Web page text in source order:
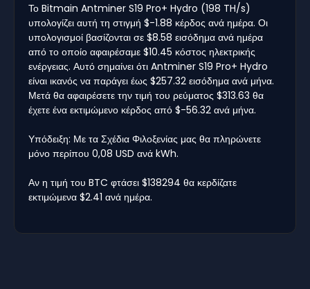
Το Bitmain Antminer S19 Pro+ Hydro (198 TH/s)
υπολογίζει αυτή τη στιγμή $-1.88 κέρδος ανά ημέρα. Οι
υπολογισμοί βασίζονται σε $8.58 εισόδημα ανά ημέρα
από το οποίο αφαιρέσαμε $10.45 κόστος ηλεκτρικής
ενέργειας. Αυτό σημαίνει ότι Antminer S19 Pro+ Hydro
είναι ικανός να παράγει έως $257.32 εισόδημα ανά μήνα.
Μετά θα αφαιρέσετε την τιμή του ρεύματος $313.63 θα
έχετε ένα εκτιμώμενο κέρδος από $-56.32 ανά μήνα.
Υπόδειξη: Με τα Σχέδια Φιλοξενίας μας θα πληρώνετε
μόνο περίπου 0,08 USD ανά kWh.
Αν η τιμή του BTC φτάσει $138294 θα κερδίζατε
εκτιμώμενα $2.41 ανά ημέρα.